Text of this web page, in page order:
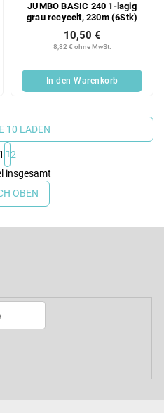
JUMBO BASIC 240 1-lagig
grau recycelt, 230m (6Stk)
8,82 € ohne MwSt.
10,50 €
In den Warenkorb
S
t
e
u
e
t
r
10 LADEN
1
2
insgesamt
OBEN